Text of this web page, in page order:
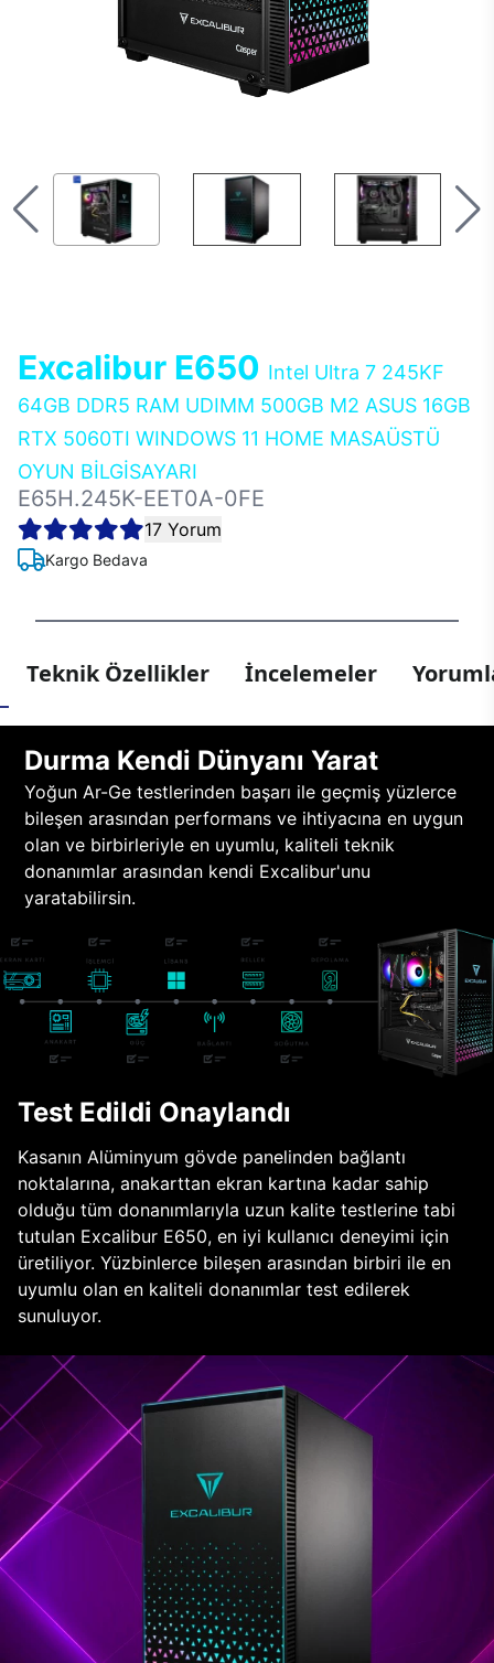
Excalibur E650 Intel Ultra 7 245KF
64GB DDR5 RAM UDIMM 500GB M2 ASUS 16GB
RTX 5060TI WINDOWS 11 HOME MASAÜSTÜ
OYUN BİLGİSAYARI
E65H.245K-EET0A-0FE
17 Yorum
Kargo Bedava
Teknik Özellikler İncelemeler
Durma Kendi Dünyanı Yarat
Yoğun Ar-Ge testlerinden başarı ile geçmiş yüzlerce
bileşen arasından performans ve ihtiyacına en uygun
olan ve birbirleriyle en uyumlu, kaliteli teknik
donanımlar arasından kendi Excalibur'unu
yaratabilirsin.
Test Edildi Onaylandı
Kasanın Alüminyum gövde panelinden bağlantı
noktalarına, anakarttan ekran kartına kadar sahip
olduğu tüm donanımlarıyla uzun kalite testlerine tabi
tutulan Excalibur E650, en iyi kullanıcı deneyimi için
üretiliyor. Yüzbinlerce bileşen arasından birbiri ile en
uyumlu olan en kaliteli donanımlar test edilerek
sunuluyor.